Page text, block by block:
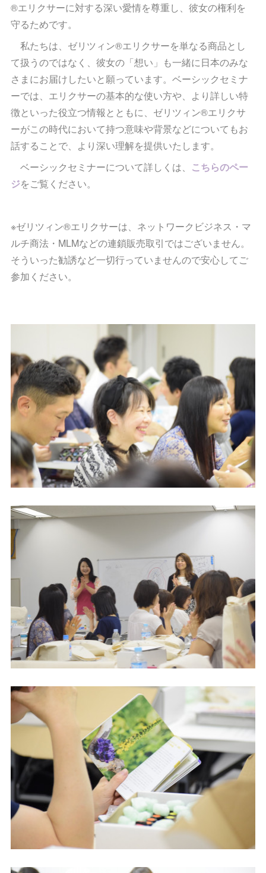
®エリクサーに対する深い愛情を尊重し、彼女の権利を
守るためです。
私たちは、ゼリツィン®エリクサーを単なる商品とし
て扱うのではなく、彼女の「想い」も一緒に日本のみな
さまにお届けしたいと願っています。ベーシックセミナ
ーでは、エリクサーの基本的な使い方や、より詳しい特
徴といった役立つ情報とともに、ゼリツィン®エリクサ
ーがこの時代において持つ意味や背景などについてもお
話することで、より深い理解を提供いたします。
ベーシックセミナーについて詳しくは、 こちらのペー
ジをご覧ください。
※ゼリツィン®エリクサーは、ネットワークビジネス・マ
ルチ商法・MLMなどの連鎖販売取引ではございません。
そういった勧誘など一切行っていませんので安心してご
参加ください。